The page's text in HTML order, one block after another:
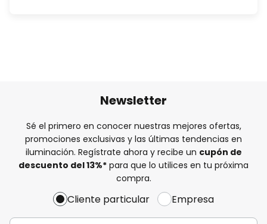
Newsletter
Sé el primero en conocer nuestras mejores ofertas,
promociones exclusivas y las últimas tendencias en
iluminación. Regístrate ahora y recibe un cupón de
descuento del13%* para que lo utilices en tu próxima
compra.
Cliente particular Empresa